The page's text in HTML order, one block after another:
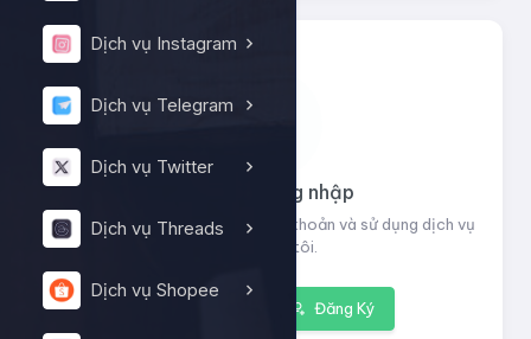
Dịch vụ Instagram
Dịch vụ Telegram
Dịch vụ Twitter
Dịch vụ Threads
Dịch vụ Shopee
Vui lòng đăng nhập
Đăng nhập để xem thông tin tài khoản và sử dụng dịch vụ
của chúng tôi.
Đăng Ký